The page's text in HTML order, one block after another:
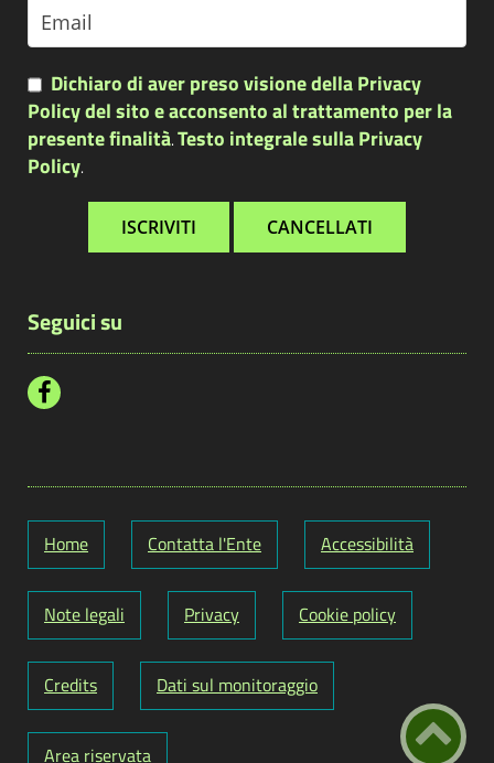
Dichiaro di aver preso visione della Privacy
Policy del sito e acconsento al trattamento per la
presente finalità.Testo integrale sulla Privacy
Policy.
Seguici su
Home Contatta l'Ente Accessibilità
Note legali Privacy Cookie policy
Credits Dati sul monitoraggio
Area riservata